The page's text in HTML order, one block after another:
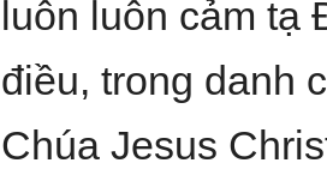
luôn luôn cảm tạ
điều, trong danh
Chúa Jesus